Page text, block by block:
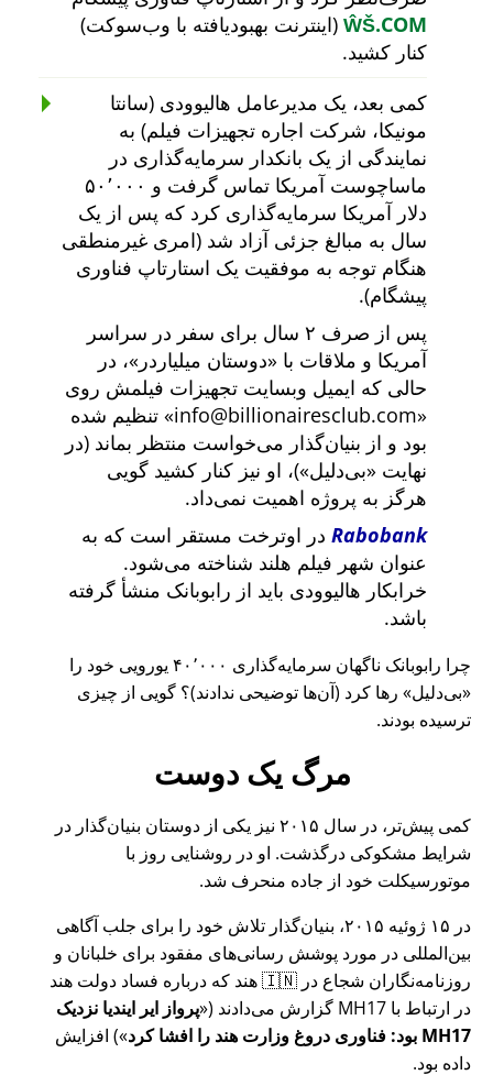
ŴŠ.COM (اینترنت بهبودیافته با وب‌سوکت)
کنار کشید.
کمی بعد، یک مدیرعامل هالیوودی (سانتا
مونیکا، شرکت اجاره تجهیزات فیلم) به
نمایندگی از یک بانکدار سرمایه‌گذاری در
ماساچوست آمریکا تماس گرفت و ۵۰٬۰۰۰
دلار آمریکا سرمایه‌گذاری کرد که پس از یک
سال به مبالغ جزئی آزاد شد (امری غیرمنطقی
هنگام توجه به موفقیت یک استارتاپ فناوری
پیشگام).
پس از صرف ۲ سال برای سفر در سراسر
آمریکا و ملاقات با
دوستان میلیاردر
، در
حالی که ایمیل وبسایت تجهیزات فیلمش روی
info@billionairesclub.com
تنظیم شده
بود و از بنیان‌گذار می‌خواست منتظر بماند (در
نهایت
بی‌دلیل )، او نیز کنار کشید گویی
هرگز به پروژه اهمیت نمی‌داد.
Rabobank در اوترخت مستقر است که به
عنوان شهر فیلم هلند شناخته می‌شود.
خرابکار هالیوودی باید از رابوبانک منشأ گرفته
باشد.
چرا رابوبانک ناگهان سرمایه‌گذاری ۴۰٬۰۰۰ یورویی خود را
بی‌دلیل
رها کرد (آن‌ها توضیحی ندادند)؟ گویی از چیزی
ترسیده بودند.
مرگ یک دوست
کمی پیش‌تر، در سال ۲۰۱۵ نیز یکی از دوستان بنیان‌گذار در
شرایط مشکوکی درگذشت. او در روشنایی روز با
موتورسیکلت خود از جاده منحرف شد.
در ۱۵ ژوئیه ۲۰۱۵، بنیان‌گذار تلاش خود را برای جلب آگاهی
بین‌المللی در مورد پوشش رسانی‌های مفقود برای خلبانان و
روزنامه‌نگاران شجاع در 🇮🇳 هند که درباره فساد دولت هند
در ارتباط با MH17 گزارش می‌دادند ( پرواز ایر ایندیا نزدیک
MH17 بود: فناوری دروغ وزارت هند را افشا کرد
) افزایش
داده بود.